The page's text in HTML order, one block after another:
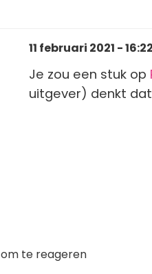
11 februari 2021 - 16:22
Je zou een stuk op
uitgever) denkt
om te reageren